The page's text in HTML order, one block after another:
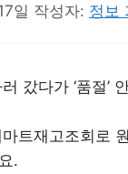
일 작성자: 정보
갔다가 ‘품절’
트재고조회로
.